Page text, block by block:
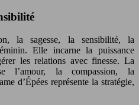
la sagesse, la sensibilité, la
Elle incarne la puissance
les relations avec finesse. La
l’amour, la compassion, la
d’Épées représente la stratégie,